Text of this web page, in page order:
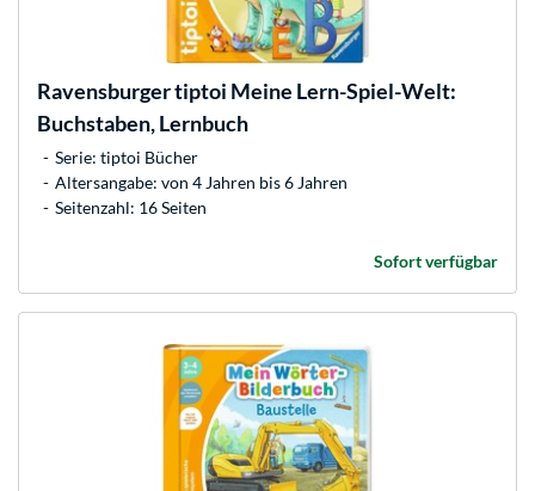
Ravensburgertiptoi Meine Lern-Spiel-Welt:
Buchstaben, Lernbuch
Serie: tiptoi Bücher
Altersangabe: von 4 Jahren bis 6 Jahren
Seitenzahl: 16 Seiten
Sofort verfügbar